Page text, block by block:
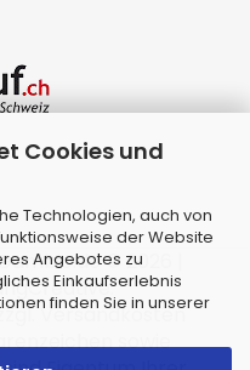
Cookies und
Technologien, auch von
der Website
Angebotes zu
Einkaufserlebnis
finden Sie in unserer
© 2026 |
.
Versandkosten
sowie